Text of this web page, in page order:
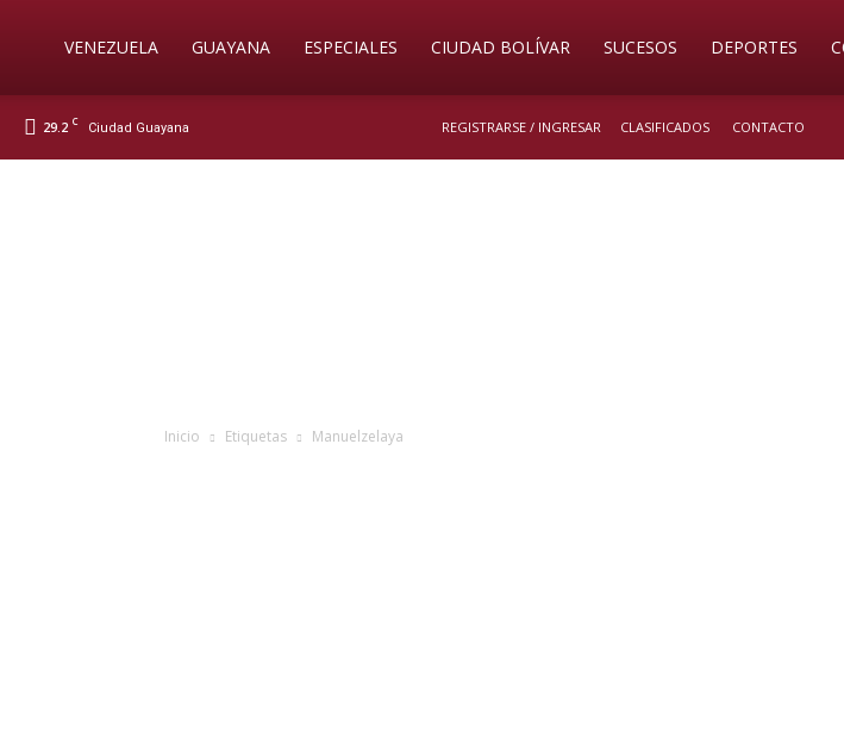
SoyVENEZUELA GUAYANA ESPECIALES CIUDAD BOLÍVAR SUCESOS DEPORTES
29.2 C Ciudad Guayana REGISTRARSE / INGRESAR CLASIFICADOS CONTACTO
Inicio Etiquetas Manuelzelaya